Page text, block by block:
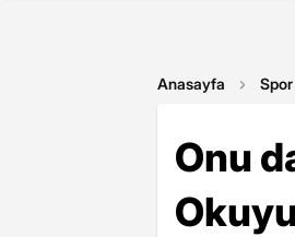
Anasayfa Spor
Onu